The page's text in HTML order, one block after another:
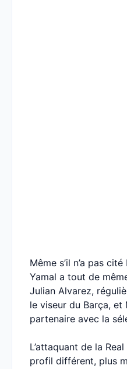
Même s’il n’a pas
Yamal a tout de
Julian Alvarez,
le viseur du Barça, et
partenaire avec la
L’attaquant de la
profil différent, plus